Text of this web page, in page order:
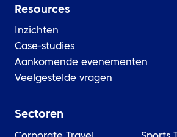
Resources
Inzichten
Case-studies
Aankomende evenementen
Veelgestelde vragen
Sectoren